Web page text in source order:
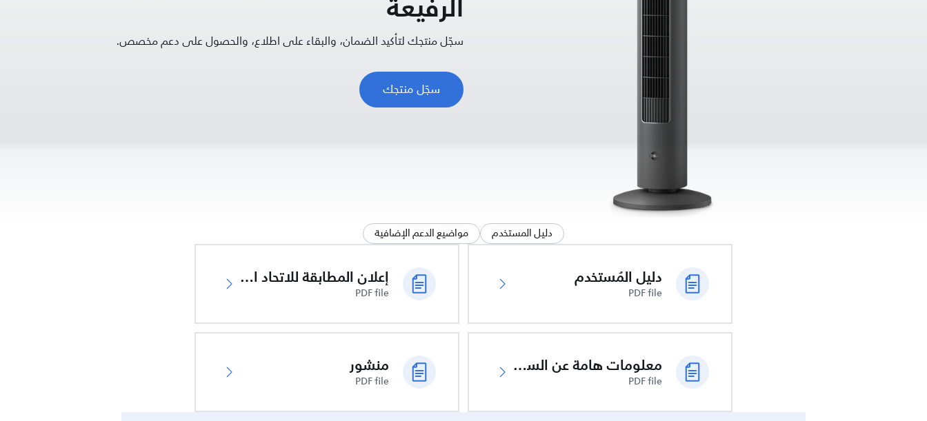
سجّل منتجك لتأكيد الضمان، والبقاء على اطلاع، والحصول على دعم مخصص.
سجّل منتجك
دليل المستخدم مواضيع الدعم الإضافية
دليل المُستخدم
PDF file
إعلان المطابقة للاتحاد الأوروبي
PDF file
معلومات هامة عن السلامة
PDF file
منشور
PDF file